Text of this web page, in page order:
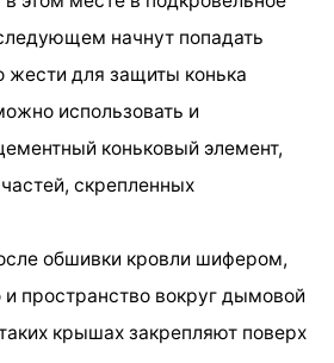
начнут попадать
жести для защиты конька
использовать и
коньковый элемент,
скрепленных
обшивки кровли шифером,
пространство вокруг дымовой
крышах закрепляют поверх